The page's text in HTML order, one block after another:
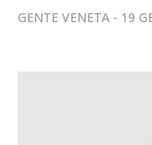
GENTE VENETA 19